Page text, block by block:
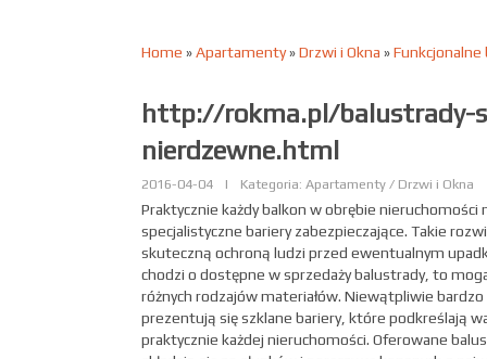
Home »Apartamenty»Drzwi i Okna »Funkcjonalne
http://rokma.pl/balustrady-
nierdzewne.html
2016-04-04 | Kategoria: Apartamenty / Drzwi i Okna
Praktycznie każdy balkon w obrębie nieruchomości
specjalistyczne bariery zabezpieczające. Takie
skuteczną ochroną ludzi przed ewentualnym
chodzi o dostępne w sprzedaży balustrady, to
różnych rodzajów materiałów. Niewątpliwie
prezentują się szklane bariery, które podkreślają
praktycznie każdej nieruchomości. Oferowane